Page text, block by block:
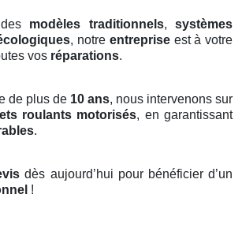
modèles traditionnels, systèmes
, notre entrepriseest à votre
vos réparations.
de plus de 10 ans, nous intervenons sur
roulants motorisés, en garantissant
.
dès aujourd’hui pour bénéficier d’un
!